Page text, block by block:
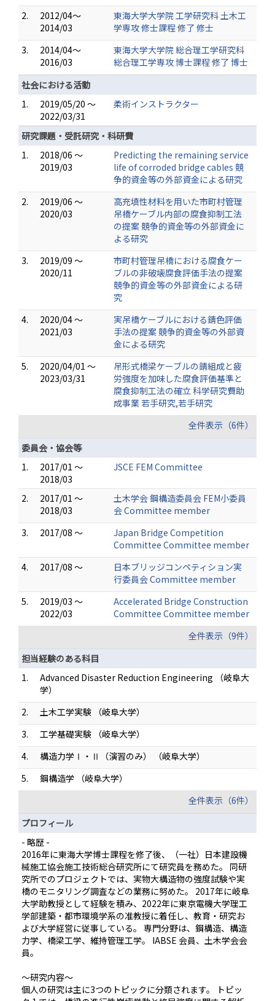
2.
2012/04～
2014/03
東海大学大学院 工学研究科 土木工
学専攻 修士課程 修了 修士
3.
2014/04～
2016/03
東海大学大学院 総合理工学研究科
総合理工学専攻 博士課程 修了 博士
社会における活動
1.
2019/05/20 ～
2022/03/31
柔術インストラクター
研究課題・受託研究・科研費
1.
2018/06 ～
2019/03
Predicting the remaining service
life of corroded bridge cables 競
争的資金等の外部資金による研究
2.
2019/06 ～
2020/03
高充填性材料を用いた市町村管理
吊橋ケーブル内部の腐食抑制工法
の提案 競争的資金等の外部資金に
よる研究
3.
2019/09 ～
2020/11
市町村管理吊橋における腐食ケー
ブルの非破壊腐食評価手法の提案
競争的資金等の外部資金による研
究
4.
2020/04 ～
2021/03
実吊橋ケーブルにおける錆色評価
手法の提案 競争的資金等の外部資
金による研究
5.
2020/04/01 ～
2023/03/31
吊形式橋梁ケーブルの錆組成と疲
労強度を加味した腐食評価基準と
腐食抑制工法の確立 科学研究費助
成事業 若手研究,若手研究
全件表示（6件）
委員会・協会等
1.
2017/01 ～
2018/03
JSCE FEM Committee
2.
2017/01 ～
2018/03
土木学会 鋼構造委員会 FEM小委員
会 Committee member
3.
2017/08 ～
Japan Bridge Competition
Committee Committee member
4.
2017/08 ～
日本ブリッジコンペティション実
行委員会 Committee member
5.
2019/03 ～
2022/03
Accelerated Bridge Construction
Committee Committee member
全件表示（9件）
担当経験のある科目
1.
Advanced Disaster Reduction Engineering （岐阜大
学）
2.
土木工学実験 （岐阜大学）
3.
工学基礎実験 （岐阜大学）
4.
構造力学Ⅰ・Ⅱ（演習のみ） （岐阜大学）
5.
鋼構造学 （岐阜大学）
全件表示（6件）
プロフィール
- 略歴 -
2016年に東海大学博士課程を修了後、（一社）日本建設機
械施工協会施工技術総合研究所にて研究員を務めた。 同研
究所でのプロジェクトでは、実物大構造物の強度試験や実
橋のモニタリング調査などの業務に努めた。 2017年に岐阜
大学助教授として経験を積み、2022年に東京電機大学理工
学部建築・都市環境学系の准教授に着任し、教育・研究お
よび大学経営に従事している。 専門分野は、鋼構造、構造
力学、橋梁工学、維持管理工学。 IABSE 会員、土木学会会
員。
～研究内容～
個人の研究は主に3つのトピックに分類されます。 トピッ